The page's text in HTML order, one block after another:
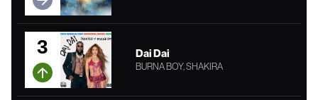
3 Dai Dai
BURNA BOY, SHAKIRA